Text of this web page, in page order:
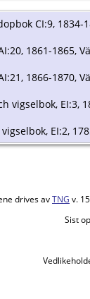
CI:9,
1861-1865,
1866-1870,
vigselbok, EI:3,
EI:2,
drives avTNG v.
Sist